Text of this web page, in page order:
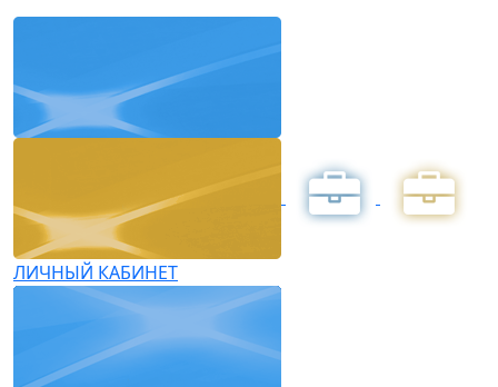
ЛИЧНЫЙ КАБИНЕТ